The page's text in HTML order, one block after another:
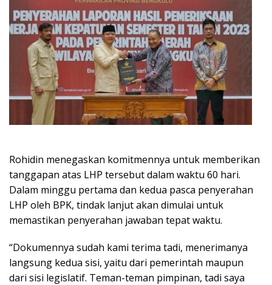
Rohidin menegaskan komitmennya untuk memberikan
tanggapan atas LHP tersebut dalam waktu 60 hari.
Dalam minggu pertama dan kedua pasca penyerahan
LHP oleh BPK, tindak lanjut akan dimulai untuk
memastikan penyerahan jawaban tepat waktu.
“Dokumennya sudah kami terima tadi, menerimanya
langsung kedua sisi, yaitu dari pemerintah maupun
dari sisi legislatif. Teman-teman pimpinan, tadi saya